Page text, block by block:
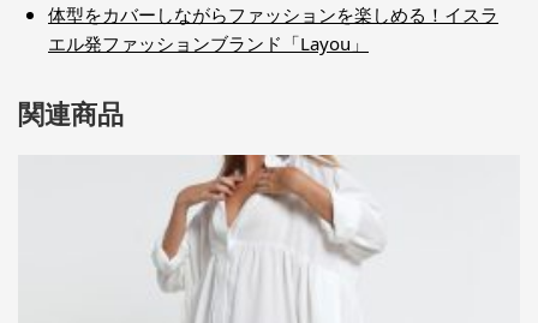
体型をカバーしながらファッションを楽しめる！イスラ
エル発ファッションブランド「Layou」
関連商品